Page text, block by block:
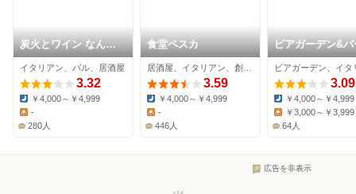
炭火とワイン なんば
店
イタリアン、バル、居酒屋
3.32
Dinner:
￥4,000～￥4,999
-
280人
食堂ペスカ
3.59
Dinner:
￥4,000～￥4,999
-
446人
ビアガーデン&バ
キュー COMMA
Terrace 大阪難波
2026
3.09
Dinner:
￥4,000～￥4,999
Lunch:
￥3,000～￥3,999
64人
広告を非表示